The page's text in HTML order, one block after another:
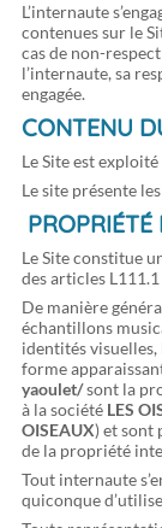
L’internaute
contenues sur le
cas de non-
l’internaute, sa
engagée.
CONTENU
Le Site est
Le site présente
Le Site constitue
des articles
De manière
échantillons
identités visuelles,
forme
yaoulet/sont la
à la société LES
OISEAUX) et sont
de la propriété
Tout internaute
quiconque